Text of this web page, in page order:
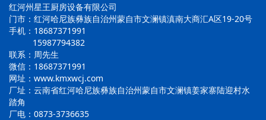
红河州星王厨房设备有限公司
门市：红河哈尼族彝族自治州蒙自市文澜镇滇南大商汇A区19-20号
手机：18687371991
15987794382
联系：周先生
微信：18687371991
网址：www.kmxwcj.com
厂址：云南省红河哈尼族彝族自治州蒙自市文澜镇姜家寨陆迎村水
踏角
厂电：0873-3736635